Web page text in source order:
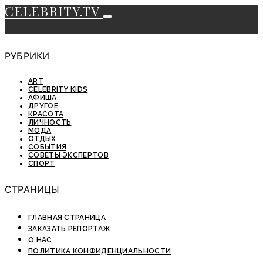
CELEBRITY.TV
РУБРИКИ
ART
CELEBRITY KIDS
АФИША
ДРУГОЕ
КРАСОТА
ЛИЧНОСТЬ
МОДА
ОТДЫХ
СОБЫТИЯ
СОВЕТЫ ЭКСПЕРТОВ
СПОРТ
СТРАНИЦЫ
ГЛАВНАЯ СТРАНИЦА
ЗАКАЗАТЬ РЕПОРТАЖ
О НАС
ПОЛИТИКА КОНФИДЕНЦИАЛЬНОСТИ